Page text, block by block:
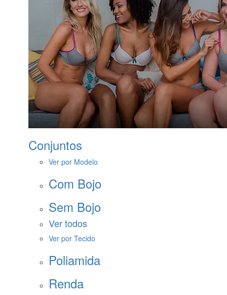
Conjuntos
Ver por Modelo
Com Bojo
Sem Bojo
Ver todos
Ver por Tecido
Poliamida
Renda